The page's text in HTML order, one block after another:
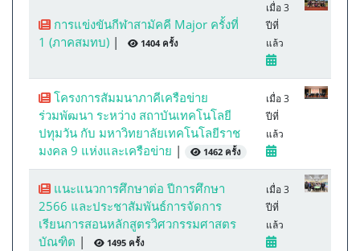
การแข่งขันกีฬาสามัคคี Major ครั้งที่
1 (ภาคสมทบ) | 1404 ครั้ง
เมื่อ 3
ปีที่
แล้ว
โครงการสัมมนาภาคีเครือข่าย
ร่วมพัฒนา ระหว่าง สถาบันเทคโนโลยี
ปทุมวัน กับ มหาวิทยาลัยเทคโนโลยีราช
มงคล 9 แห่งและเครือข่าย | 1462 ครั้ง
เมื่อ 3
ปีที่
แล้ว
แนะแนวการศึกษาต่อ ปีการศึกษา
2566 และประชาสัมพันธ์การจัดการ
เรียนการสอนหลักสูตรวิศวกรรมศาสตร
บัณฑิต | 1495 ครั้ง
เมื่อ 3
ปีที่
แล้ว